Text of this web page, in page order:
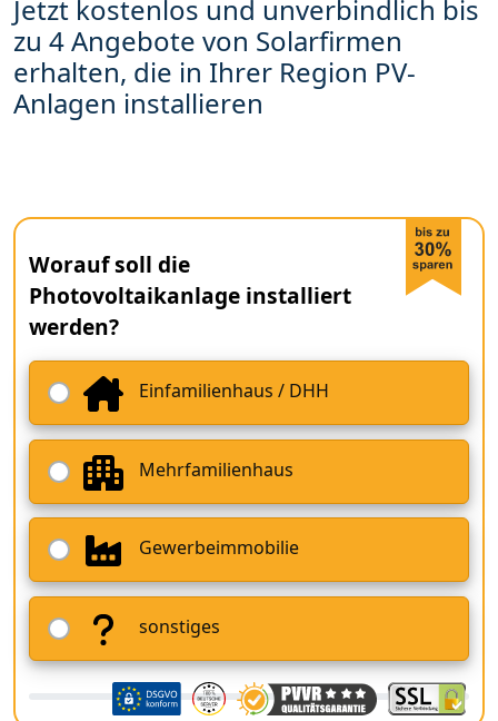
Jetzt kostenlos und unverbindlich bis
zu 4 Angebote von Solarfirmen
erhalten, die in Ihrer Region PV-
Anlagen installieren
Worauf soll die
Photovoltaikanlage installiert
werden?
Einfamilienhaus / DHH
Mehrfamilienhaus
Gewerbeimmobilie
sonstiges